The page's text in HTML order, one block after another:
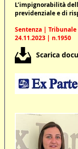
L’impignorabilità
previdenziale e di
Sentenza | Tribunale
24.11.2023 | n.1950
Scarica